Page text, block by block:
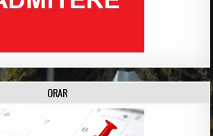
ORAR